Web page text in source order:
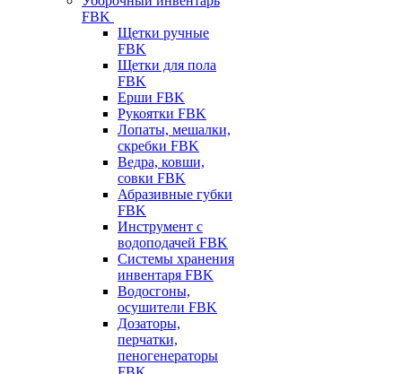
FBK
Щетки ручные
FBK
Щетки для пола
FBK
Ерши FBK
Рукоятки FBK
Лопаты, мешалки,
скребки FBK
Ведра, ковши,
совки FBK
Абразивные губки
FBK
Инструмент с
водоподачей FBK
Системы хранения
инвентаря FBK
Водосгоны,
осушители FBK
Дозаторы,
перчатки,
пеногенераторы